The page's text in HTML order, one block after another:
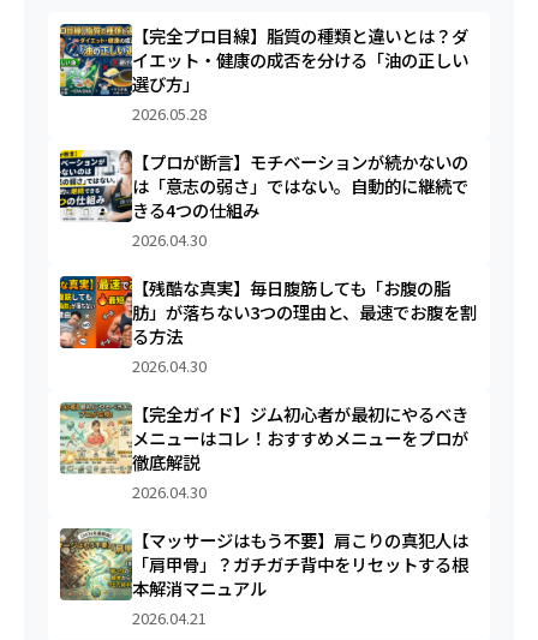
【完全プロ目線】脂質の種類と違いとは？ダ
イエット・健康の成否を分ける「油の正しい
選び方」
2026.05.28
【プロが断言】モチベーションが続かないの
は「意志の弱さ」ではない。自動的に継続で
きる4つの仕組み
2026.04.30
【残酷な真実】毎日腹筋しても「お腹の脂
肪」が落ちない3つの理由と、最速でお腹を割
る方法
2026.04.30
【完全ガイド】ジム初心者が最初にやるべき
メニューはコレ！おすすめメニューをプロが
徹底解説
2026.04.30
【マッサージはもう不要】肩こりの真犯人は
「肩甲骨」？ガチガチ背中をリセットする根
本解消マニュアル
2026.04.21